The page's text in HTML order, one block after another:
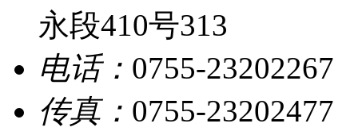
永段410号313
电话： 0755-23202267
传真： 0755-23202477